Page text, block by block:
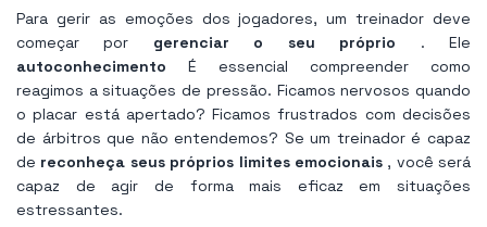
Para gerir as emoções dos jogadores, um treinador deve
começar por gerenciar o seu próprio . Ele
autoconhecimento É essencial compreender como
reagimos a situações de pressão. Ficamos nervosos quando
o placar está apertado? Ficamos frustrados com decisões
de árbitros que não entendemos? Se um treinador é capaz
de reconheça seus próprios limites emocionais, você será
capaz de agir de forma mais eficaz em situações
estressantes.